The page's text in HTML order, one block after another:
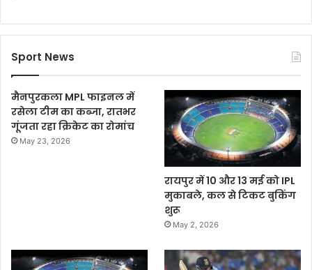
Sport News
मैनपुरकला MPL फाइनल में
रसेला टीम का कब्जा, रातभर
गूंजता रहा क्रिकेट का रोमांच
May 23, 2026
रायपुर में 10 और 13 मई को IPL
मुकाबले, कल से टिकट बुकिंग
शुरू
May 2, 2026